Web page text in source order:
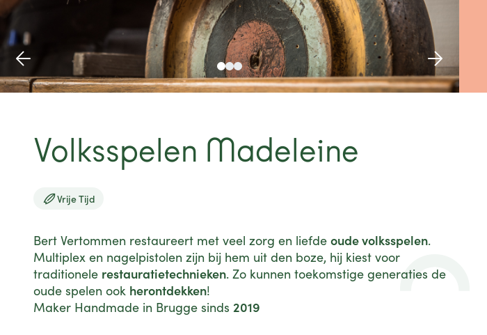
Volksspelen Madeleine
Vrije Tijd
Bert Vertommen restaureert met veel zorg en liefde oude volksspelen.
Multiplex en nagelpistolen zijn bij hem uit den boze, hij kiest voor
traditionele restauratietechnieken. Zo kunnen toekomstige generaties de
oude spelen ook herontdekken!
Maker Handmade in Brugge sinds 2019